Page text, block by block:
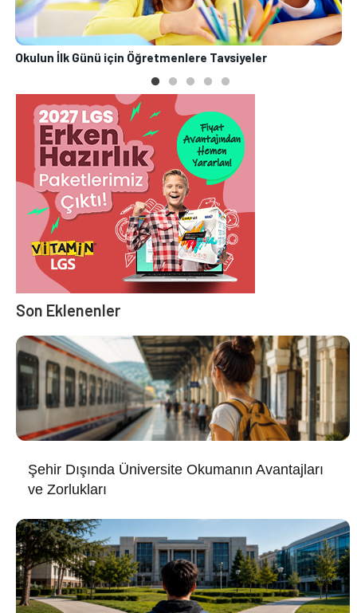
Okulun İlk Günü için Öğretmenlere Tavsiyeler
Son Eklenenler
Şehir Dışında Üniversite Okumanın Avantajları
ve Zorlukları